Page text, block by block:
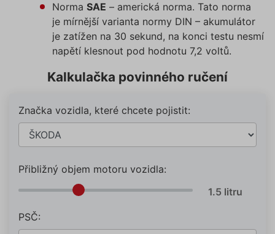
Norma SAE – americká norma. Tato norma
je mírnější varianta normy DIN – akumulátor
je zatížen na 30 sekund, na konci testu nesmí
napětí klesnout pod hodnotu 7,2 voltů.
Kalkulačka povinného ručení
Značka vozidla, které chcete pojistit:
Přibližný objem motoru vozidla:
PSČ: